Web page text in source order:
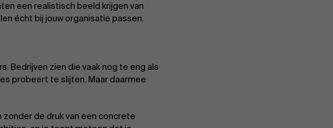
een realistisch beeld krijgen van
écht bij jouw organisatie passen.
Bedrijven zien die vaak nog te eng als
probeert te slijten. Maar daarmee
de druk van een concrete